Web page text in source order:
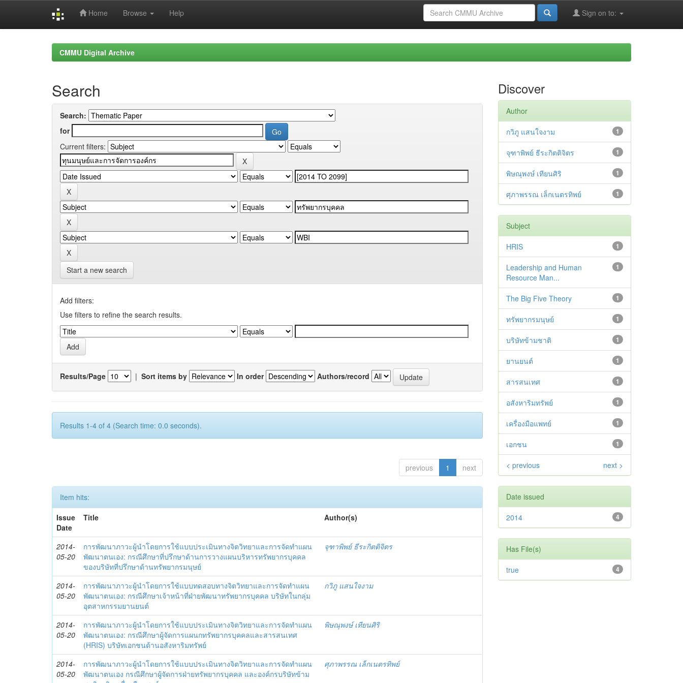
Home Browse Help Sign on to:
CMMU Digital Archive
Search
Search:
for
Current filters:
Start a new search
Add filters:
Use filters to refine the search results.
Results/Page | Sort items by In order Authors/record
Results 1-4 of 4 (Search time: 0.0 seconds).
previous 1 next
Item hits:
Issue
Date
Title Author(s)
2014-
05-20
การพัฒนาภาวะผู้นำโดยการใช้แบบประเมินทางจิตวิทยาและการจัดทำแผน
พัฒนาตนเอง: กรณีศึกษาที่ปรึกษาด้านการวางแผนบริหารทรัพยากรบุคคล
ของบริษัทที่ปรึกษาด้านทรัพยากรมนุษย์
จุฑาพิพย์ ธีระกิตติจิตร
2014-
05-20
การพัฒนาภาวะผู้นำโดยการใช้แบบทดสอบทางจิตวิทยาและการจัดทำแผน
พัฒนาตนเอง: กรณีศึกษาเจ้าหน้าที่ฝ่ายพัฒนาทรัพยากรบุคคล บริษัทในกลุ่ม
อุตสาหกรรมยานยนต์
กวิภู แสนใจงาม
2014-
05-20
การพัฒนาภาวะผู้นำโดยการใช้แบบประเมินทางจิตวิทยาและการจัดทำแผน
พัฒนาตนเอง: กรณีศึกษาผู้จัดการแผนกทรัพยากรบุคคลและสารสนเทศ
(HRIS) บริษัทเอกชนด้านอสังหาริมทรัพย์
พิษณุพงษ์ เทียนศิริ
2014-
05-20
การพัฒนาภาวะผู้นำโดยการใช้แบบประเมินทางจิตวิทยาและการจัดทำแผน
พัฒนาตนเอง กรณีศึกษาผู้จัดการฝ่ายทรัพยากรบุคคล และองค์กรบริษัทข้าม
ศุภาพรรณ เล็กเนตรทิพย์
Discover
Author
1
กวิภู แสนใจงาม
1
จุฑาพิพย์ ธีระกิตติจิตร
1
พิษณุพงษ์ เทียนศิริ
1
ศุภาพรรณ เล็กเนตรทิพย์
Subject
1
HRIS
1
Leadership and Human
Resource Man...
1
The Big Five Theory
1
ทรัพยากรมนุษย์
1
บริษัทข้ามชาติ
1
ยานยนต์
1
สารสนเทศ
1
อสังหาริมทรัพย์
1
เครื่องมือแพทย์
1
เอกชน
< previous next >
Date issued
4
2014
Has File(s)
4
true